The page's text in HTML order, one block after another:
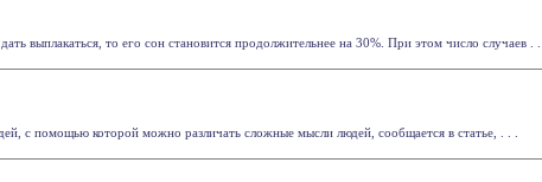
выплакаться, то его сон становится продолжительнее на 30%. При этом число случаев . . .
с помощью которой можно различать сложные мысли людей, сообщается в статье, . . .